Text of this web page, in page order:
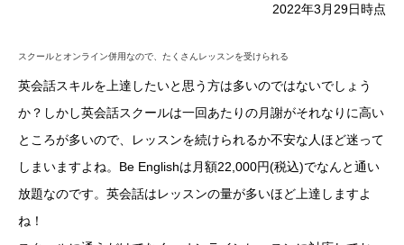
2022年3月29日時点
スクールとオンライン併用なので、たくさんレッスンを受けられる
英会話スキルを上達したいと思う方は多いのではないでしょう
か？しかし英会話スクールは一回あたりの月謝がそれなりに高い
ところが多いので、レッスンを続けられるか不安な人ほど迷って
しまいますよね。Be Englishは月額22,000円(税込)でなんと通い
放題なのです。英会話はレッスンの量が多いほど上達しますよ
ね！